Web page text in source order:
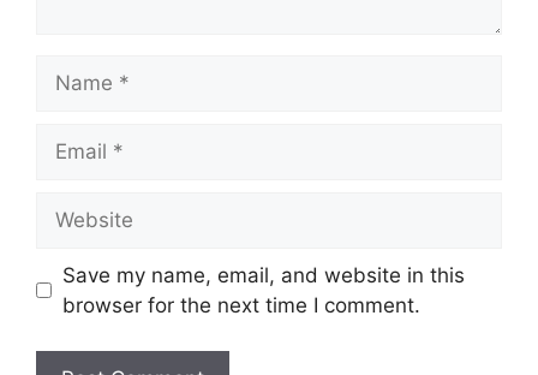
Save my name, email, and website in this
browser for the next time I comment.